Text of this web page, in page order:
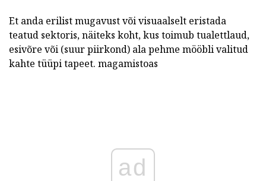
Et anda erilist mugavust või visuaalselt eristada
teatud sektoris, näiteks koht, kus toimub tualettlaud,
esivõre või (suur piirkond) ala pehme mööbli valitud
kahte tüüpi tapeet. magamistoas
ad